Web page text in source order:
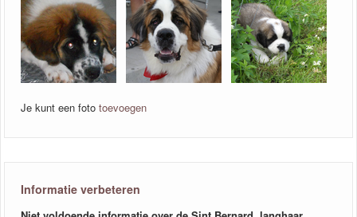
Je kunt een foto toevoegen
Informatie verbeteren